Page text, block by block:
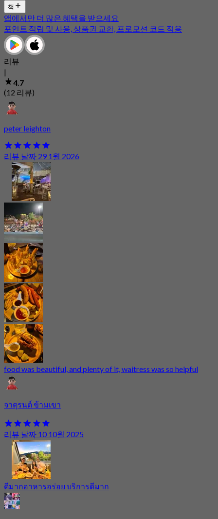
책
앱에서만 더 많은 혜택을 받으세요
포인트 적립 및 사용, 상품권 교환, 프로모션 코드 적용
리뷰
|
4.7
(12 리뷰)
peter leighton
리뷰 날짜 29 1월 2026
food was beautiful, and plenty of it, waitress was so helpful
จาตุรนต์ ข้ามเขา
리뷰 날짜 10 10월 2025
ดีมากอาหารอร่อย บริการดีมาก